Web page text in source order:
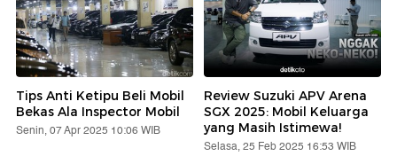
Tips Anti Ketipu Beli Mobil
Bekas Ala Inspector Mobil
Senin, 07 Apr 2025 10:06 WIB
Review Suzuki APV Arena
SGX 2025: Mobil Keluarga
yang Masih Istimewa!
Selasa, 25 Feb 2025 16:53 WIB